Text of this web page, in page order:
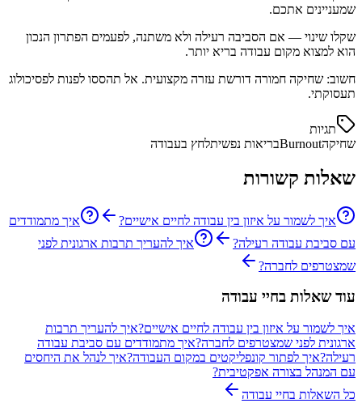
שמעניינים אתכם.
שקלו שינוי — אם הסביבה רעילה ולא משתנה, לפעמים הפתרון הנכון
הוא למצוא מקום עבודה בריא יותר.
חשוב: שחיקה חמורה דורשת עזרה מקצועית. אל תהססו לפנות לפסיכולוג
תעסוקתי.
תגיות
שחיקהBurnoutבריאות נפשיתלחץ בעבודה
שאלות קשורות
איך לשמור על איזון בין עבודה לחיים אישיים?
איך מתמודדים
עם סביבת עבודה רעילה?
איך להעריך תרבות ארגונית לפני
שמצטרפים לחברה?
עוד שאלות בחיי עבודה
איך לשמור על איזון בין עבודה לחיים אישיים?איך להעריך תרבות
ארגונית לפני שמצטרפים לחברה?איך מתמודדים עם סביבת עבודה
רעילה?איך לפתור קונפליקטים במקום העבודה?איך לנהל את היחסים
עם המנהל בצורה אפקטיבית?
כל השאלות בחיי עבודה